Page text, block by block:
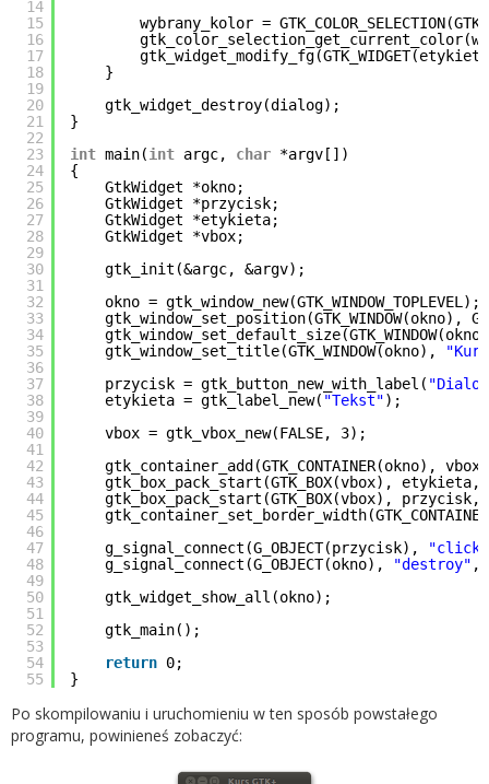
14
15
16
17
18
19
20
21
22
23
24
25
26
27
28
29
30
31
32
33
34
35
36
37
38
39
40
41
42
43
44
45
46
47
48
49
50
51
52
53
54
55
wybrany_kolor =
}
gtk_widget_destroy(dialog);
}
int main(int argc, char *argv[])
{
GtkWidget *okno;
GtkWidget *przycisk;
GtkWidget *etykieta;
GtkWidget *vbox;
gtk_init(&argc, &argv);
okno = gtk_window_new(GTK_WINDOW_TOPLEVEL);
gtk_window_set_position(GTK_WINDOW(okno),
gtk_window_set_title(GTK_WINDOW(okno),
przycisk = gtk_button_new_with_label(
etykieta = gtk_label_new( "Tekst");
vbox = gtk_vbox_new(FALSE, 3);
gtk_container_add(GTK_CONTAINER(okno),
gtk_box_pack_start(GTK_BOX(vbox), etykieta,
gtk_box_pack_start(GTK_BOX(vbox), przycisk,
g_signal_connect(G_OBJECT(przycisk),
g_signal_connect(G_OBJECT(okno),
"destroy" ,
gtk_widget_show_all(okno);
gtk_main();
return 0;
}
Po skompilowaniu i uruchomieniu w ten sposób powstałego
programu, powinieneś zobaczyć: